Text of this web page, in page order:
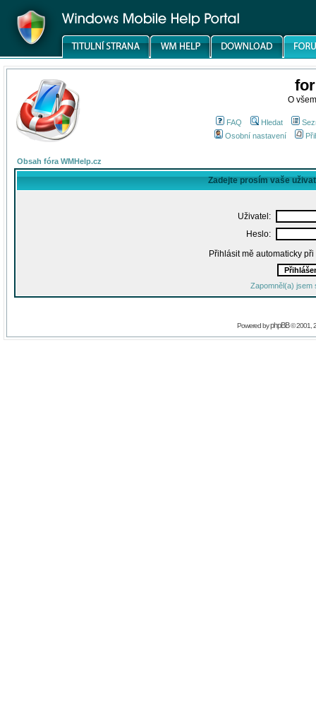
O
FAQ Hledat
Osobní nastavení
Obsah fóra WMHelp.cz
Zadejte prosím vaše
Uživatel:
Heslo:
Přihlásit mě automaticky
Zapomněl(a) jsem
Powered byphpBB© 2001,